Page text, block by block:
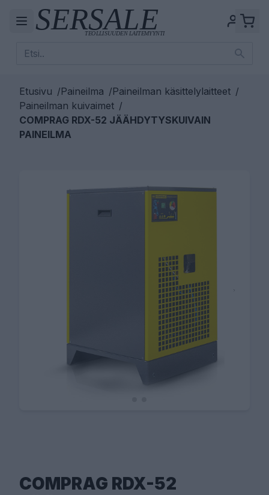
Etusivu /Paineilma /Paineilman käsittelylaitteet /
Paineilman kuivaimet /
COMPRAG RDX-52 JÄÄHDYTYSKUIVAIN
PAINEILMA
COMPRAG RDX-52